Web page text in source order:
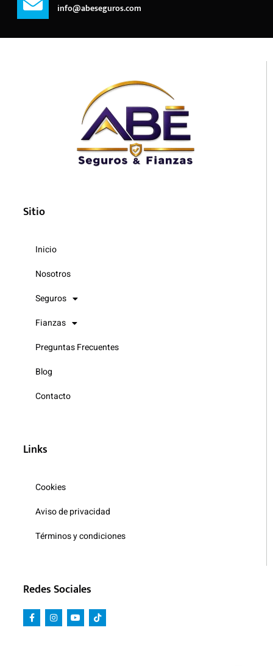
info@abeseguros.com
Sitio
Inicio
Nosotros
Seguros
Fianzas
Preguntas Frecuentes
Blog
Contacto
Links
Cookies
Aviso de privacidad
Términos y condiciones
Redes Sociales